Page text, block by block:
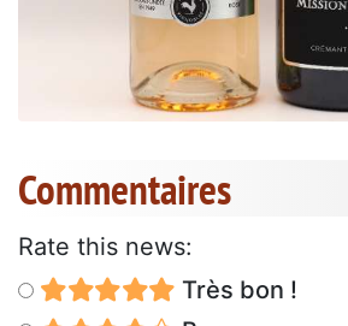
Commentaires
Rate this news:
Très bon !